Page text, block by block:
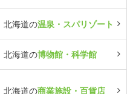
北海道の温泉・スパリゾート
北海道の博物館・科学館
北海道の商業施設・百貨店